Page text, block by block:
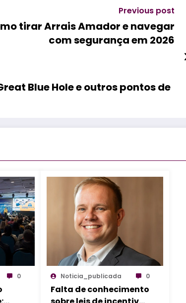
Previous post
tirar Arrais Amador e navegar
com segurança em 2026
Blue Hole e outros pontos de
0 Noticia_publicada 0
Falta de conhecimento